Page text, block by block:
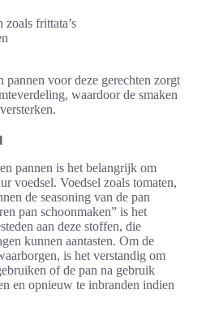
zoals frittata’s
voor deze gerechten zorgt
waardoor de smaken
pannen is het belangrijk om
voedsel. Voedsel zoals tomaten,
de seasoning van de pan
pan schoonmaken” is het
aan deze stoffen, die
kunnen aantasten. Om de
is het verstandig om
of de pan na gebruik
en opnieuw te inbranden indien